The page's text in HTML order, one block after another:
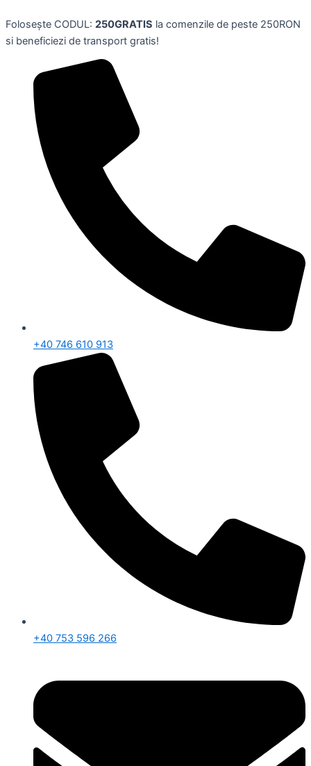
to
content
Folosește CODUL: 250GRATIS la comenzile de peste 250RON
si beneficiezi de transport gratis!
+40 746 610 913
+40 753 596 266
iluminator+creion
pentru
vegan,BeVe
quantity